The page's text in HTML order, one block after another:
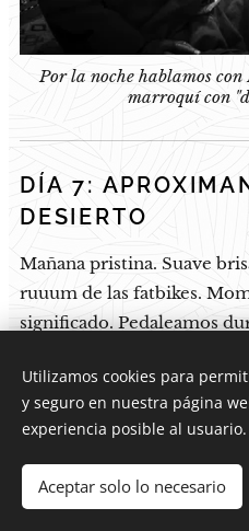
Por la noche hablamos
marroquí con
DÍA 7:
DESIERTO
Mañana pristina. Suave
ruuum de las fatbikes.
significado. Pedaleamos
horizonte. Son la última
Una larga y empinada
de un estrecho paso de
kms por una sinuosa
adormilado y polvoriento
Utilizamos cookies para
y seguro en nuestra página
experiencia posible al usuario.
Aceptar solo lo necesario